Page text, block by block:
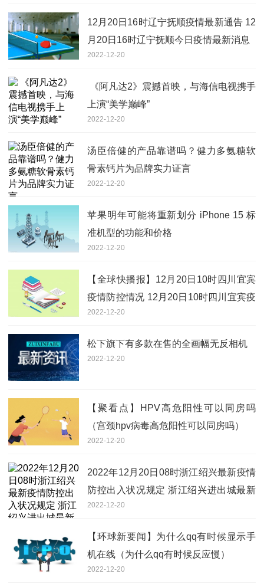
12月20日16时辽宁抚顺疫情最新通告 12
月20日16时辽宁抚顺今日疫情最新消息
2022-12-20
​ 《阿凡达2》震撼首映，与海信电视携手
上演“美学巅峰”
2022-12-20
汤臣倍健的产品靠谱吗？健力多氨糖软
骨素钙片为品牌实力证言
2022-12-20
苹果明年可能将重新划分 iPhone 15 标
准机型的功能和价格
2022-12-20
【全球快播报】12月20日10时四川宜宾
疫情防控情况 12月20日10时四川宜宾疫
情最新通知
2022-12-20
松下旗下有多款在售的全画幅无反相机
2022-12-20
【聚看点】HPV高危阳性可以同房吗
（宫颈hpv病毒高危阳性可以同房吗）
2022-12-20
2022年12月20日08时浙江绍兴最新疫情
防控出入状况规定 浙江绍兴进出城最新
政策
2022-12-20
【环球新要闻】为什么qq有时候显示手
机在线（为什么qq有时候反应慢）
2022-12-20